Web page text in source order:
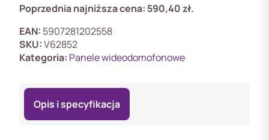
RFiD,
X
Poprzednia najniższa cena: 590,40zł.
EAN: 5907281202558
SKU:V62852
Kategoria: Panele wideodomofonowe
Opis i specyfikacja